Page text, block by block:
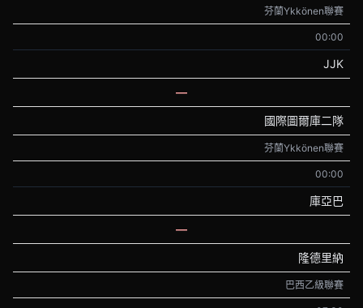
芬蘭Ykkönen聯賽
00:00
JJK
—
國際圖爾庫二隊
芬蘭Ykkönen聯賽
00:00
庫亞巴
—
隆德里納
巴西乙級聯賽